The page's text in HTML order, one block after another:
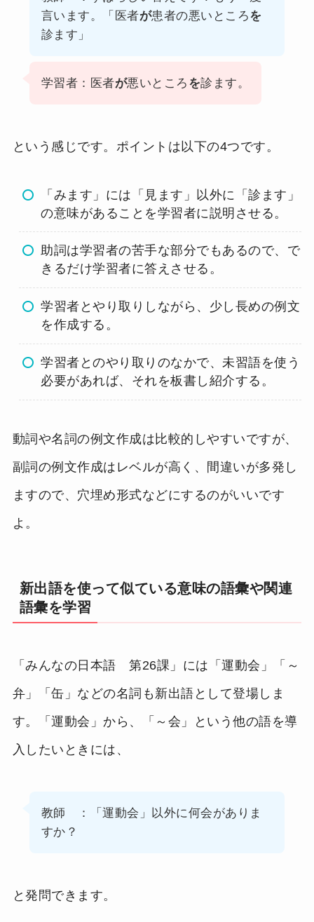
言います。「医者が患者の悪いところを
診ます」
学習者：医者が悪いところ を診ます。
という感じです。ポイントは以下の4つです。
「みます」には「見ます」以外に「診ます」
の意味があることを学習者に説明させる。
助詞は学習者の苦手な部分でもあるので、で
きるだけ学習者に答えさせる。
学習者とやり取りしながら、少し長めの例文
を作成する。
学習者とのやり取りのなかで、未習語を使う
必要があれば、それを板書し紹介する。
動詞や名詞の例文作成は比較的しやすいですが、
副詞の例文作成はレベルが高く、間違いが多発し
ますので、穴埋め形式などにするのがいいです
よ。
新出語を使って似ている意味の語彙や関連
語彙を学習
「みんなの日本語 第26課」には「運動会」「～
弁」「缶」などの名詞も新出語として登場しま
す。「運動会」から、「～会」という他の語を導
入したいときには、
教師 ：「運動会」以外に何会がありま
すか？
と発問できます。